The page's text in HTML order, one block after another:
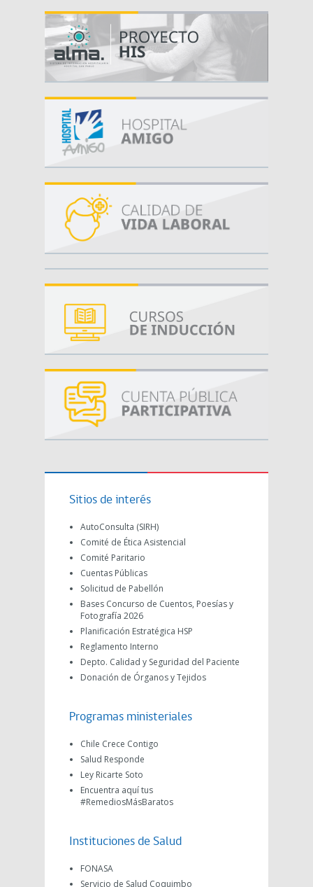
Sitios de interés
AutoConsulta (SIRH)
Comité de Ética Asistencial
Comité Paritario
Cuentas Públicas
Solicitud de Pabellón
Bases Concurso de Cuentos, Poesías y
Fotografía 2026
Planificación Estratégica HSP
Reglamento Interno
Depto. Calidad y Seguridad del Paciente
Donación de Órganos y Tejidos
Programas ministeriales
Chile Crece Contigo
Salud Responde
Ley Ricarte Soto
Encuentra aquí tus
#RemediosMásBaratos
Instituciones de Salud
FONASA
Servicio de Salud Coquimbo